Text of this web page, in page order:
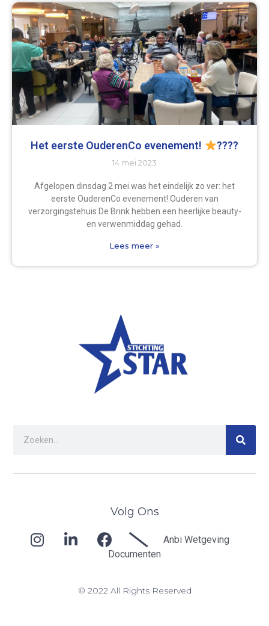
Het eerste OuderenCo evenement! ????
14 mei 2023
Afgelopen dinsdag 2 mei was het eindelijk zo ver: het
eerste OuderenCo evenement! Ouderen van
verzorgingstehuis De Brink hebben een heerlijke beauty-
en verwenmiddag gehad.
Lees meer »
Volg Ons
Anbi Wetgeving
Documenten
© 2022 All Rights Reserved